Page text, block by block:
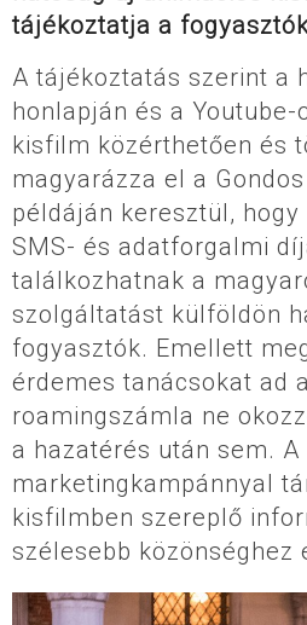
tájékoztatja a
A tájékoztatás szerint a
honlapján és a
kisfilm közérthetően és
magyarázza el a
példáján keresztül,
SMS- és adatforgalmi
találkozhatnak a
szolgáltatást külföldön
fogyasztók. Emellett
érdemes tanácsokat ad
roamingszámla ne
a hazatérés után sem. A
marketingkampánnyal
kisfilmben szereplő
szélesebb közönséghez